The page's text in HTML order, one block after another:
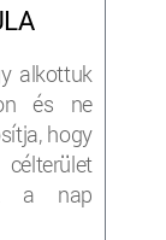
alkottuk
és ne
hogy
a nap